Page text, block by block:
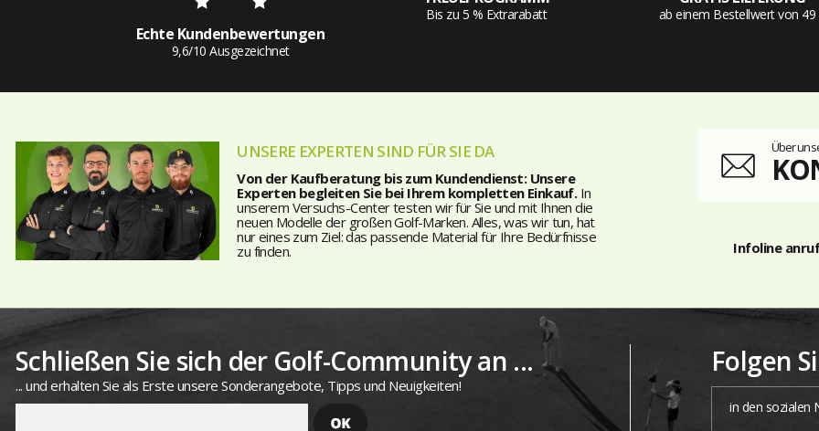
Echte Kundenbewertungen
9,6/10 Ausgezeichnet
Bis zu 5 % Extrarabatt ab einem Bestellwert von 49
UNSERE EXPERTEN SIND FÜR SIE DA
Von der Kaufberatung bis zum Kundendienst: Unsere
Experten begleiten Sie bei Ihrem kompletten Einkauf.In
unserem Versuchs-Center testen wir für Sie und mit Ihnen die
neuen Modelle der großen Golf-Marken. Alles, was wir tun, hat
nur eines zum Ziel: das passende Material für Ihre Bedürfnisse
zu finden.
Über
Infoline
Schließen Sie sich der Golf-Community an ...
... und erhalten Sie als Erste unsere Sonderangebote, Tipps und Neuigkeiten!
Folgen
in den sozialen